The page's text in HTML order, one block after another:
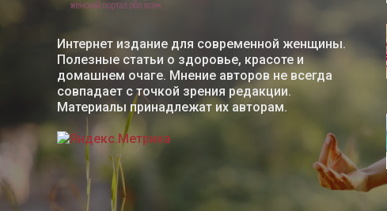
Интернет издание для современной женщины.
Полезные статьи о здоровье, красоте и
домашнем очаге. Мнение авторов не всегда
совпадает с точкой зрения редакции.
Материалы принадлежат их авторам.